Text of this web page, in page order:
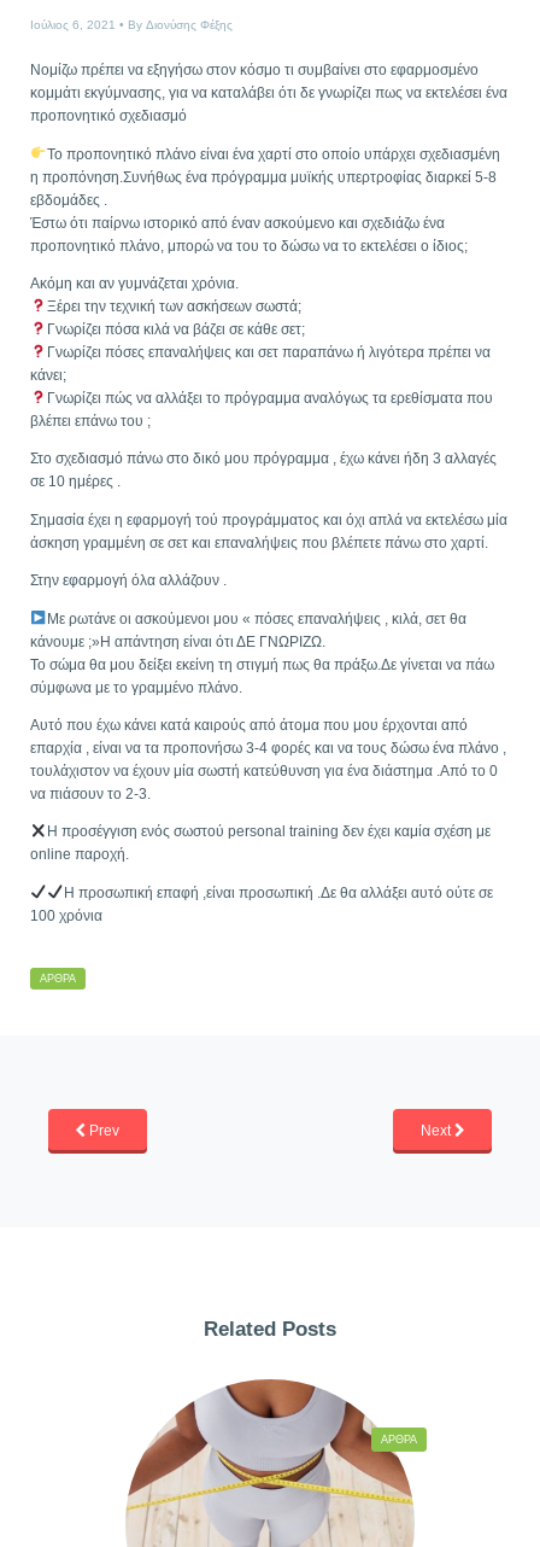
Ιούλιος 6, 2021 By Διονύσης Φέξης
Νομίζω πρέπει να εξηγήσω στον κόσμο τι συμβαίνει στο εφαρμοσμένο
κομμάτι εκγύμνασης, για να καταλάβει ότι δε γνωρίζει πως να εκτελέσει ένα
προπονητικό σχεδιασμό
Το προπονητικό πλάνο είναι ένα χαρτί στο οποίο υπάρχει σχεδιασμένη
η προπόνηση.Συνήθως ένα πρόγραμμα μυϊκής υπερτροφίας διαρκεί 5-8
εβδομάδες .
Έστω ότι παίρνω ιστορικό από έναν ασκούμενο και σχεδιάζω ένα
προπονητικό πλάνο, μπορώ να του το δώσω να το εκτελέσει ο ίδιος;
Ακόμη και αν γυμνάζεται χρόνια.
Ξέρει την τεχνική των ασκήσεων σωστά;
Γνωρίζει πόσα κιλά να βάζει σε κάθε σετ;
Γνωρίζει πόσες επαναλήψεις και σετ παραπάνω ή λιγότερα πρέπει να
κάνει;
Γνωρίζει πώς να αλλάξει το πρόγραμμα αναλόγως τα ερεθίσματα που
βλέπει επάνω του ;
Στο σχεδιασμό πάνω στο δικό μου πρόγραμμα , έχω κάνει ήδη 3 αλλαγές
σε 10 ημέρες .
Σημασία έχει η εφαρμογή τού προγράμματος και όχι απλά να εκτελέσω μία
άσκηση γραμμένη σε σετ και επαναλήψεις που βλέπετε πάνω στο χαρτί.
Στην εφαρμογή όλα αλλάζουν .
Με ρωτάνε οι ασκούμενοι μου « πόσες επαναλήψεις , κιλά, σετ θα
κάνουμε ;»Η απάντηση είναι ότι ΔΕ ΓΝΩΡΙΖΩ.
Το σώμα θα μου δείξει εκείνη τη στιγμή πως θα πράξω.Δε γίνεται να πάω
σύμφωνα με το γραμμένο πλάνο.
Αυτό που έχω κάνει κατά καιρούς από άτομα που μου έρχονται από
επαρχία , είναι να τα προπονήσω 3-4 φορές και να τους δώσω ένα πλάνο ,
τουλάχιστον να έχουν μία σωστή κατεύθυνση για ένα διάστημα .Από το 0
να πιάσουν το 2-3.
Η προσέγγιση ενός σωστού personal training δεν έχει καμία σχέση με
online παροχή.
Η προσωπική επαφή ,είναι προσωπική .Δε θα αλλάξει αυτό ούτε σε
100 χρόνια
ΆΡΘΡΑ
Prev Next
Related Posts
ΆΡΘΡΑ